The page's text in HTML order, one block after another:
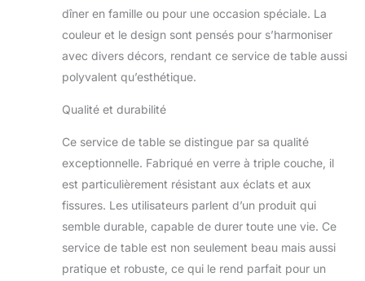
pour un service de
personnes, et il est livré
avec le style classique
Corelle Facile à nettoyer
alimentaires et à
l'adhérence, assurant
un nettoyage facile et
proprement dans les
lave-vaisselle et les
armoires, offrant une
commodité optimale à
dîner en famille ou pour une occasion spéciale. La
couleur et le design sont pensés pour s’harmoniser
avec divers décors, rendant ce service de table aussi
polyvalent qu’esthétique.
Qualité et durabilité
Ce service de table se distingue par sa qualité
exceptionnelle. Fabriqué en verre à triple couche, il
est particulièrement résistant aux éclats et aux
fissures. Les utilisateurs parlent d’un produit qui
semble durable, capable de durer toute une vie. Ce
service de table est non seulement beau mais aussi
pratique et robuste, ce qui le rend parfait pour un